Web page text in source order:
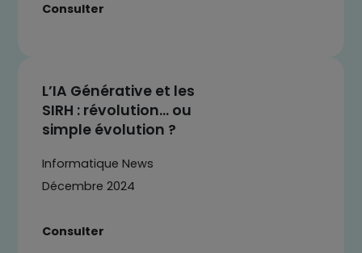
Consulter
L’IA Générative et les
SIRH : révolution… ou
simple évolution ?
Informatique News
Décembre 2024
Consulter